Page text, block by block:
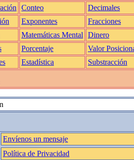
Conteo
Decimales
Exponentes
Fracciones
Matemáticas Mental
Dinero
Porcentaje
Valor
Estadística Substracción
Envíenos un mensaje
Política de Privacidad